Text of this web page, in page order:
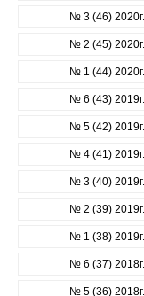
№ 3 (46) 2020г.
№ 2 (45) 2020г.
№ 1 (44) 2020г.
№ 6 (43) 2019г.
№ 5 (42) 2019г.
№ 4 (41) 2019г.
№ 3 (40) 2019г.
№ 2 (39) 2019г.
№ 1 (38) 2019г.
№ 6 (37) 2018г.
№ 5 (36) 2018г.